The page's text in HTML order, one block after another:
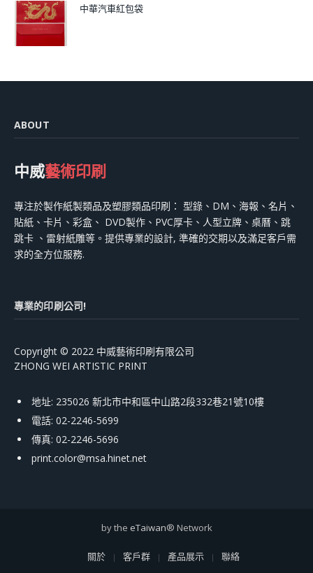
中華汽車紅包袋
ABOUT
中威藝術印刷
專注於製作紙製類品及塑膠類品印刷： 型錄、DM、海報、名片、
貼紙、卡片、彩盒、 DVD製作、PVC厚卡、人型立牌、桌曆、跳
跳卡 、雷射紙雕等。提供專業的設計, 準確的交期以及滿足客戶需
求的全方位服務.
專業的印刷公司!
Copyright © 2022 中威藝術印刷有限公司
ZHONG WEI ARTISTIC PRINT
地址: 235026 新北市中和區中山路2段332巷21號10樓
電話: 02-2246-5699
傳真: 02-2246-5696
print.color@msa.hinet.net
by the eTaiwan® Network
關於 客戶群 產品展示 聯絡